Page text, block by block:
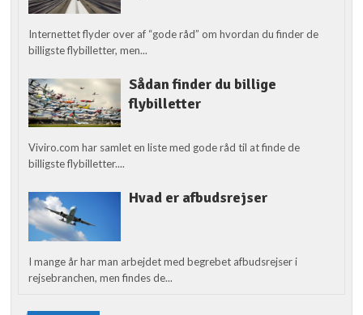
Internettet flyder over af “gode råd” om hvordan du finder de
billigste flybilletter, men...
Sådan finder du billige
flybilletter
Viviro.com har samlet en liste med gode råd til at finde de
billigste flybilletter....
Hvad er afbudsrejser
I mange år har man arbejdet med begrebet afbudsrejser i
rejsebranchen, men findes de...